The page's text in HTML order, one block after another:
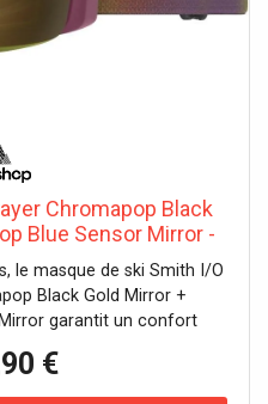
Chromapop Black
Blue Sensor Mirror -
de Ski
le masque de ski Smith I/O
Black Gold Mirror +
garantit un confort
€